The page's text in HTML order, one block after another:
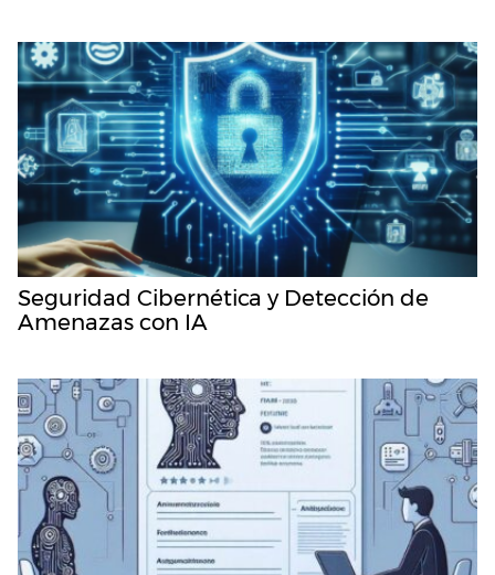
Seguridad Cibernética y Detección de
Amenazas con IA